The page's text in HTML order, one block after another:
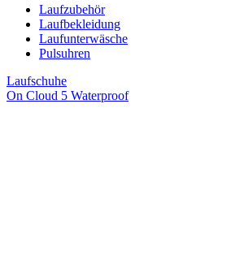
Laufzubehör
Laufbekleidung
Laufunterwäsche
Pulsuhren
Laufschuhe
On Cloud 5 Waterproof